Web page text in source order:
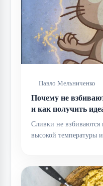
Павло Мельниченко
Почему не
и как получить
Сливки не взбиваются
высокой температуры